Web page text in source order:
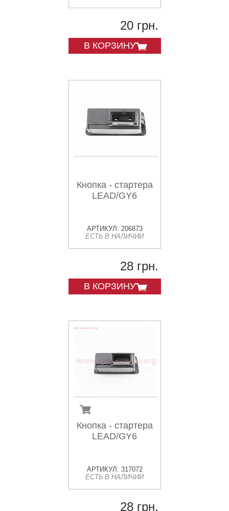
20 грн.
В КОРЗИНУ
Кнопка - стартера
LEAD/GY6
АРТИКУЛ: 206873
ЕСТЬ В НАЛИЧИИ
28 грн.
В КОРЗИНУ
Кнопка - стартера
LEAD/GY6
АРТИКУЛ: 317072
ЕСТЬ В НАЛИЧИИ
28 грн.